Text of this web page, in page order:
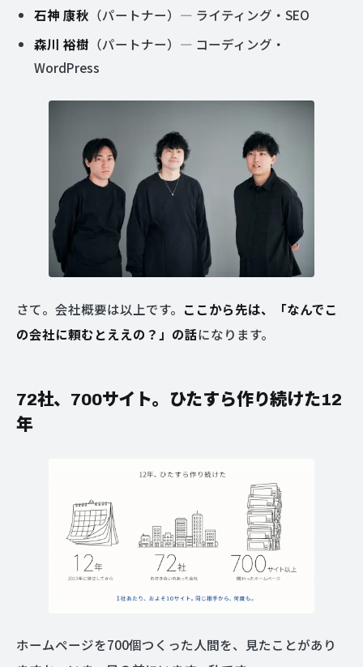
石神 康秋 （パートナー）— ライティング・SEO
森川 裕樹 （パートナー）— コーディング・
WordPress
さて。会社概要は以上です。 ここから先は、「なんでこ
の会社に頼むとええの？」の話になります。
72社、700サイト。ひたすら作り続けた12
年
ホームページを700個つくった人間を、見たことがあり